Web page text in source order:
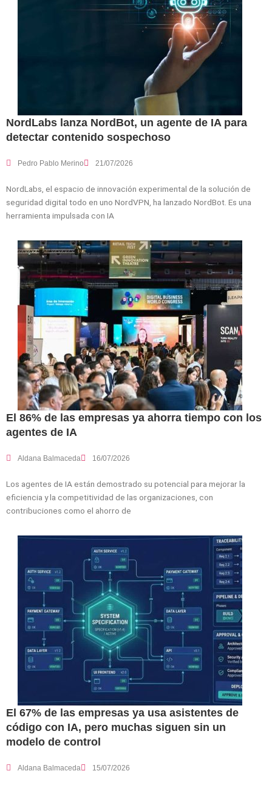
NordLabs lanza NordBot, un agente de IA para
detectar contenido sospechoso
Pedro Pablo Merino 21/07/2026
NordLabs, el espacio de innovación experimental de la solución de
seguridad digital todo en uno NordVPN, ha lanzado NordBot. Es una
herramienta impulsada con IA
El 86% de las empresas ya ahorra tiempo con los
agentes de IA
Aldana Balmaceda 16/07/2026
Los agentes de IA están demostrado su potencial para mejorar la
eficiencia y la competitividad de las organizaciones, con
contribuciones como el ahorro de
El 67% de las empresas ya usa asistentes de
código con IA, pero muchas siguen sin un
modelo de control
Aldana Balmaceda 15/07/2026